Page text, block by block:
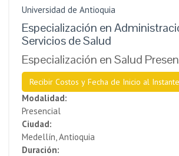
Universidad de Antioquia
Especialización en
Servicios de Salud
Especialización en Salud
Recibir Costos y Fecha de Inicio al Instante
Modalidad:
Presencial
Ciudad:
Medellín, Antioquia
Duración: